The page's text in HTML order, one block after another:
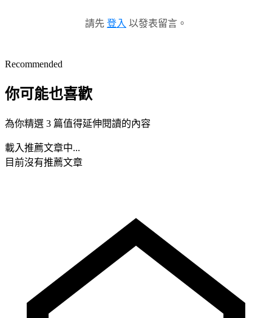
請先 登入 以發表留言。
Recommended
你可能也喜歡
為你精選 3 篇值得延伸閱讀的內容
載入推薦文章中...
目前沒有推薦文章